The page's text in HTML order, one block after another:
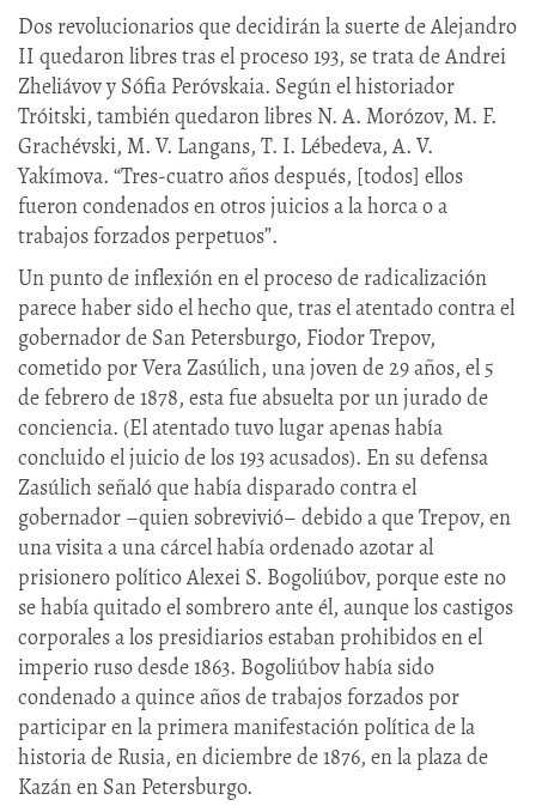
Dos revolucionarios que decidirán la suerte de Alejandro
II quedaron libres tras el proceso 193, se trata de Andrei
Zheliávov y Sófia Peróvskaia. Según el historiador
Tróitski, también quedaron libres N. A. Morózov, M. F.
Grachévski, M. V. Langans, T. I. Lébedeva, A. V.
Yakímova. “Tres-cuatro años después, [todos] ellos
fueron condenados en otros juicios a la horca o a
trabajos forzados perpetuos”.
Un punto de inflexión en el proceso de radicalización
parece haber sido el hecho que, tras el atentado contra el
gobernador de San Petersburgo, Fiodor Trepov,
cometido por Vera Zasúlich, una joven de 29 años, el 5
de febrero de 1878, esta fue absuelta por un jurado de
conciencia. (El atentado tuvo lugar apenas había
concluido el juicio de los 193 acusados). En su defensa
Zasúlich señaló que había disparado contra el
gobernador –quien sobrevivió– debido a que Trepov, en
una visita a una cárcel había ordenado azotar al
prisionero político Alexei S. Bogoliúbov, porque este no
se había quitado el sombrero ante él, aunque los castigos
corporales a los presidiarios estaban prohibidos en el
imperio ruso desde 1863. Bogoliúbov había sido
condenado a quince años de trabajos forzados por
participar en la primera manifestación política de la
historia de Rusia, en diciembre de 1876, en la plaza de
Kazán en San Petersburgo.